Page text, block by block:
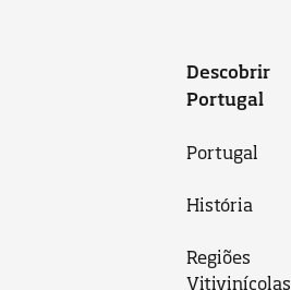
Descobrir
Portugal
Portugal
História
Regiões
Vitivinícolas